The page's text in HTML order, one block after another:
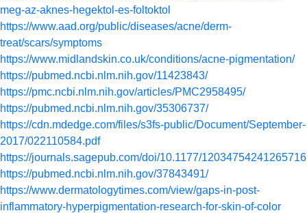
meg-az-aknes-hegektol-es-foltoktol
https://www.aad.org/public/diseases/acne/derm-
treat/scars/symptoms
https://www.midlandskin.co.uk/conditions/acne-pigmentation/
https://pubmed.ncbi.nlm.nih.gov/11423843/
https://pmc.ncbi.nlm.nih.gov/articles/PMC2958495/
https://pubmed.ncbi.nlm.nih.gov/35306737/
https://cdn.mdedge.com/files/s3fs-public/Document/September-
2017/022110584.pdf
https://journals.sagepub.com/doi/10.1177/12034754241265716
https://pubmed.ncbi.nlm.nih.gov/37843491/
https://www.dermatologytimes.com/view/gaps-in-post-
inflammatory-hyperpigmentation-research-for-skin-of-color